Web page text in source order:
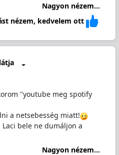
Nagyon nézem...
nézem, kedvelem ott
"youtube meg spotify
a netsebesség miatt!
Laci bele ne dumáljon a
Nagyon nézem...